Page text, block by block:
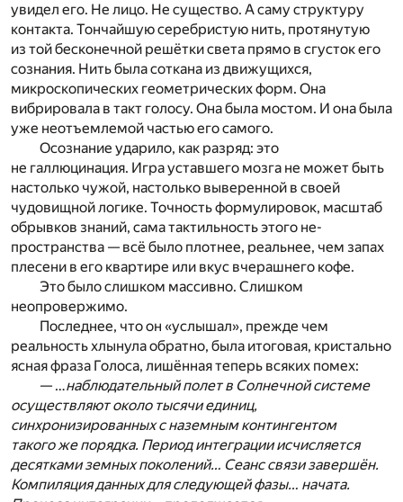
увидел его. Не лицо. Не существо. А саму структуру
контакта. Тончайшую серебристую нить, протянутую
из той бесконечной решётки света прямо в сгусток его
сознания. Нить была соткана из движущихся,
микроскопических геометрических форм. Она
вибрировала в такт голосу. Она была мостом. И она была
уже неотъемлемой частью его самого.
Осознание ударило, как разряд: это
не галлюцинация. Игра уставшего мозга не может быть
настолько чужой, настолько выверенной в своей
чудовищной логике. Точность формулировок, масштаб
обрывков знаний, сама тактильность этого не-
пространства — всё было плотнее, реальнее, чем запах
плесени в его квартире или вкус вчерашнего кофе.
Это было слишком массивно. Слишком
неопровержимо.
Последнее, что он «услышал», прежде чем
реальность хлынула обратно, была итоговая, кристально
ясная фраза Голоса, лишённая теперь всяких помех:
— …наблюдательный полет в Солнечной системе
осуществляют около тысячи единиц,
синхронизированных с наземным контингентом
такого же порядка. Период интеграции исчисляется
десятками земных поколений… Сеанс связи завершён.
Компиляция данных для следующей фазы… начата.